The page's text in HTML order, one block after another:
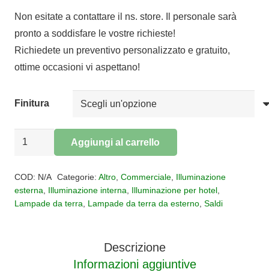
Non esitate a contattare il ns. store. Il personale sarà
pronto a soddisfare le vostre richieste!
Richiedete un preventivo personalizzato e gratuito,
ottime occasioni vi aspettano!
Finitura
Lampada
TESEO
IP65
Aggiungi al carrello
COD: N/A Categorie: Altro, Commerciale, Illuminazione
esterna
Illuminazione interna Illuminazione per hotel
Lampade da terra
Lampade da terra da esterno Saldi
Descrizione
Informazioni aggiuntive